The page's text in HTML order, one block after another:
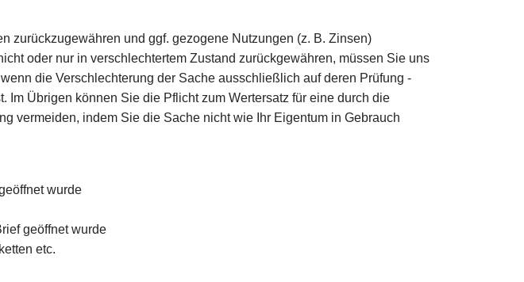
zurückzugewähren und ggf. gezogene Nutzungen (z. B. Zinsen)
oder nur in verschlechtertem Zustand zurückgewähren, müssen Sie uns
die Verschlechterung der Sache ausschließlich auf deren Prüfung -
Übrigen können Sie die Pflicht zum Wertersatz für eine durch die
vermeiden, indem Sie die Sache nicht wie Ihr Eigentum in Gebrauch
wurde
geöffnet wurde
etc.